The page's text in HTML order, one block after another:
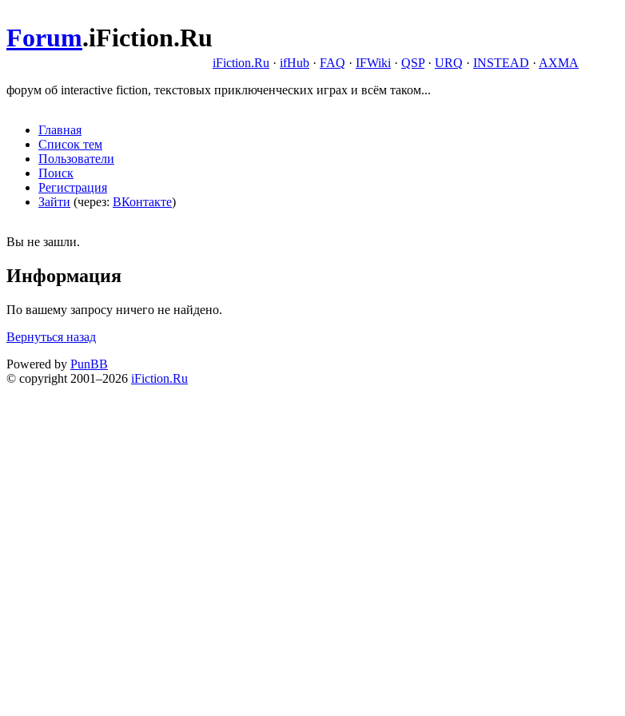
Forum.iFiction.Ru
iFiction.Ru · ifHub · FAQ · IFWiki · QSP· URQ · INSTEAD · AXMA
форум об interactive fiction, текстовых приключенческих играх и всём таком...
Главная
Список тем
Пользователи
Поиск
Регистрация
Зайти (через: ВКонтакте)
Вы не зашли.
Информация
По вашему запросу ничего не найдено.
Вернуться назад
Powered by PunBB
© copyright 2001–2026 iFiction.Ru